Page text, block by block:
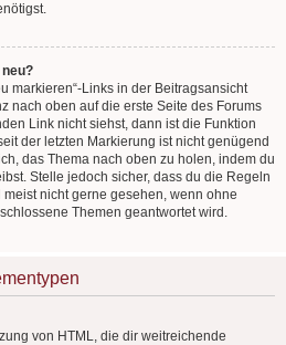
markieren“-Links in der Beitragsansicht
nach oben auf die erste Seite des Forums
Link nicht siehst, dann ist die Funktion
der letzten Markierung ist nicht genügend
das Thema nach oben zu holen, indem du
Stelle jedoch sicher, dass du die Regeln
nicht gerne gesehen, wenn ohne
Themen geantwortet wird.
von HTML, die dir weitreichende